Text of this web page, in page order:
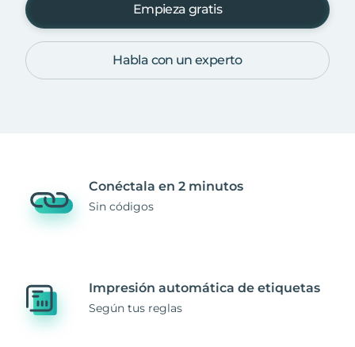
Empieza gratis
Habla con un experto
Conéctala en 2 minutos
Sin códigos
Impresión automática de etiquetas
Según tus reglas